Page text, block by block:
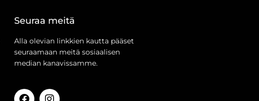
Seuraa meitä
Alla olevian linkkien kautta pääset
seuraamaan meitä sosiaalisen
median kanavissamme.